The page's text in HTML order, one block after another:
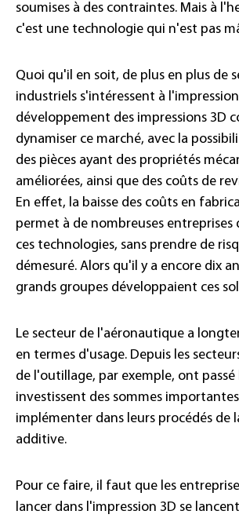
soumises à des contraintes. Mais à
c'est une technologie qui n'est pas
Quoi qu'il en soit, de plus en plus de
industriels s'intéressent à l'impression
développement des impressions 3D
dynamiser ce marché, avec la
des pièces ayant des propriétés
améliorées, ainsi que des coûts de
En effet, la baisse des coûts en
permet à de nombreuses entreprises
ces technologies, sans prendre de
démesuré. Alors qu'il y a encore dix
grands groupes développaient ces
Le secteur de l'aéronautique a
en termes d'usage. Depuis les
de l'outillage, par exemple, ont passé
investissent des sommes
implémenter dans leurs procédés de
additive.
Pour ce faire, il faut que les
lancer dans l'impression 3D se